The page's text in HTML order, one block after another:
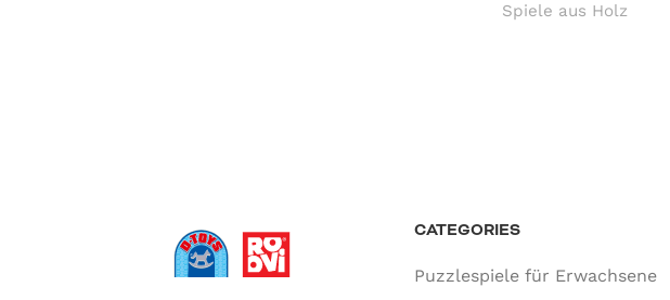
Spiele aus Holz
CATEGORIES
Puzzlespiele für Erwachsene